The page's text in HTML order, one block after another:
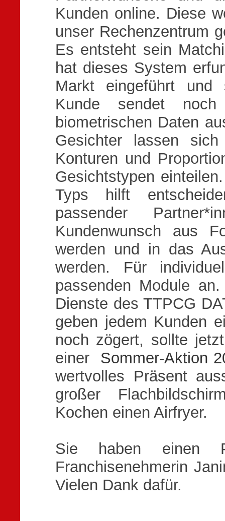
Kunden online. Diese
unser Rechenzentrum
Es entsteht sein
hat dieses System
Markt eingeführt und
Kunde sendet
biometrischen Daten
Gesichter lassen
Konturen und
Gesichtstypen
Typs hilft
passender
Kundenwunsch aus
werden und in das
werden. Für
passenden Module
Dienste des TTPCG
geben jedem Kunden
noch zögert, sollte
einer Sommer-Aktion
wertvolles Präsent
großer
Kochen einen Airfryer.
Sie haben einen
Franchisenehmerin
Vielen Dank dafür.